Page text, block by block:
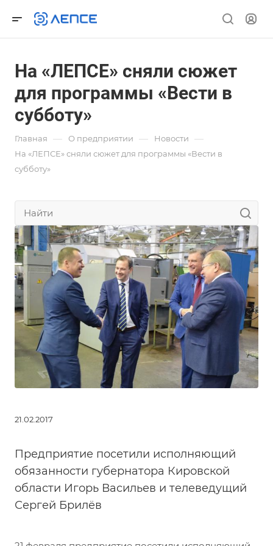
На «ЛЕПСЕ» сняли сюжет
для программы «Вести в
субботу»
Главная — О предприятии — Новости —
На «ЛЕПСЕ» сняли сюжет для программы «Вести в
субботу»
21.02.2017
Предприятие посетили исполняющий
обязанности губернатора Кировской
области Игорь Васильев и телеведущий
Сергей Брилёв